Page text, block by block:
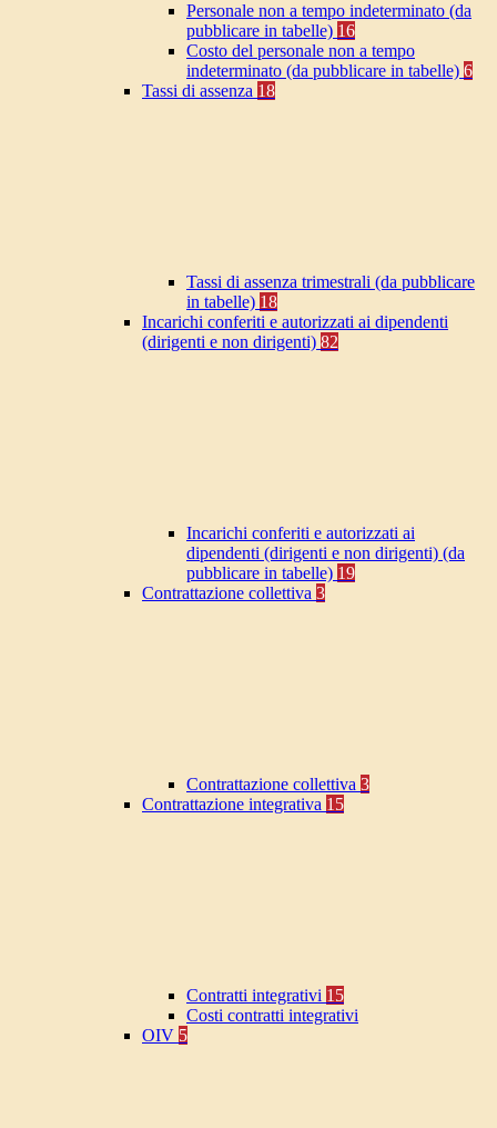
Personale non a tempo indeterminato (da
pubblicare in tabelle) 16
Costo del personale non a tempo
indeterminato (da pubblicare in tabelle) 6
Tassi di assenza 18
Tassi di assenza trimestrali (da pubblicare
in tabelle) 18
Incarichi conferiti e autorizzati ai dipendenti
(dirigenti e non dirigenti) 82
Incarichi conferiti e autorizzati ai
dipendenti (dirigenti e non dirigenti) (da
pubblicare in tabelle) 19
Contrattazione collettiva 3
Contrattazione collettiva 3
Contrattazione integrativa 15
Contratti integrativi 15
Costi contratti integrativi
OIV 5